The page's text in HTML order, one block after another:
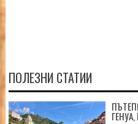
ПОЛЕЗНИ СТАТИИ